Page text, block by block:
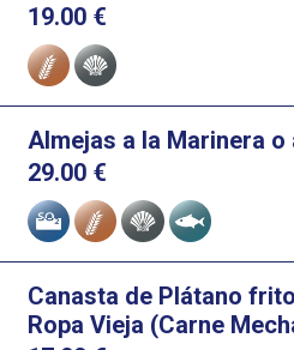
19.00 €
Alérgenos
Almejas a la Marinera o
29.00 €
Alérgenos
Canasta de Plátano
Ropa Vieja (Carne